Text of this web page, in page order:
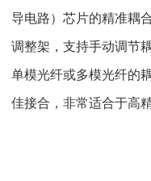
导电路）芯片的精准耦
调整架，支持手动调节
单模光纤或多模光纤的
佳接合，非常适合于高